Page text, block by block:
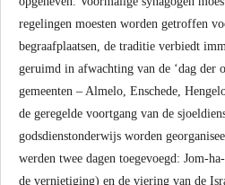
regelingen moesten worden getroffen
begraafplaatsen, de traditie verbiedt
geruimd in afwachting van de ‘dag der
gemeenten – Almelo, Enschede,
de geregelde voortgang van de
godsdienstonderwijs worden
werden twee dagen toegevoegd: Jom-
de vernietiging) en de viering van de